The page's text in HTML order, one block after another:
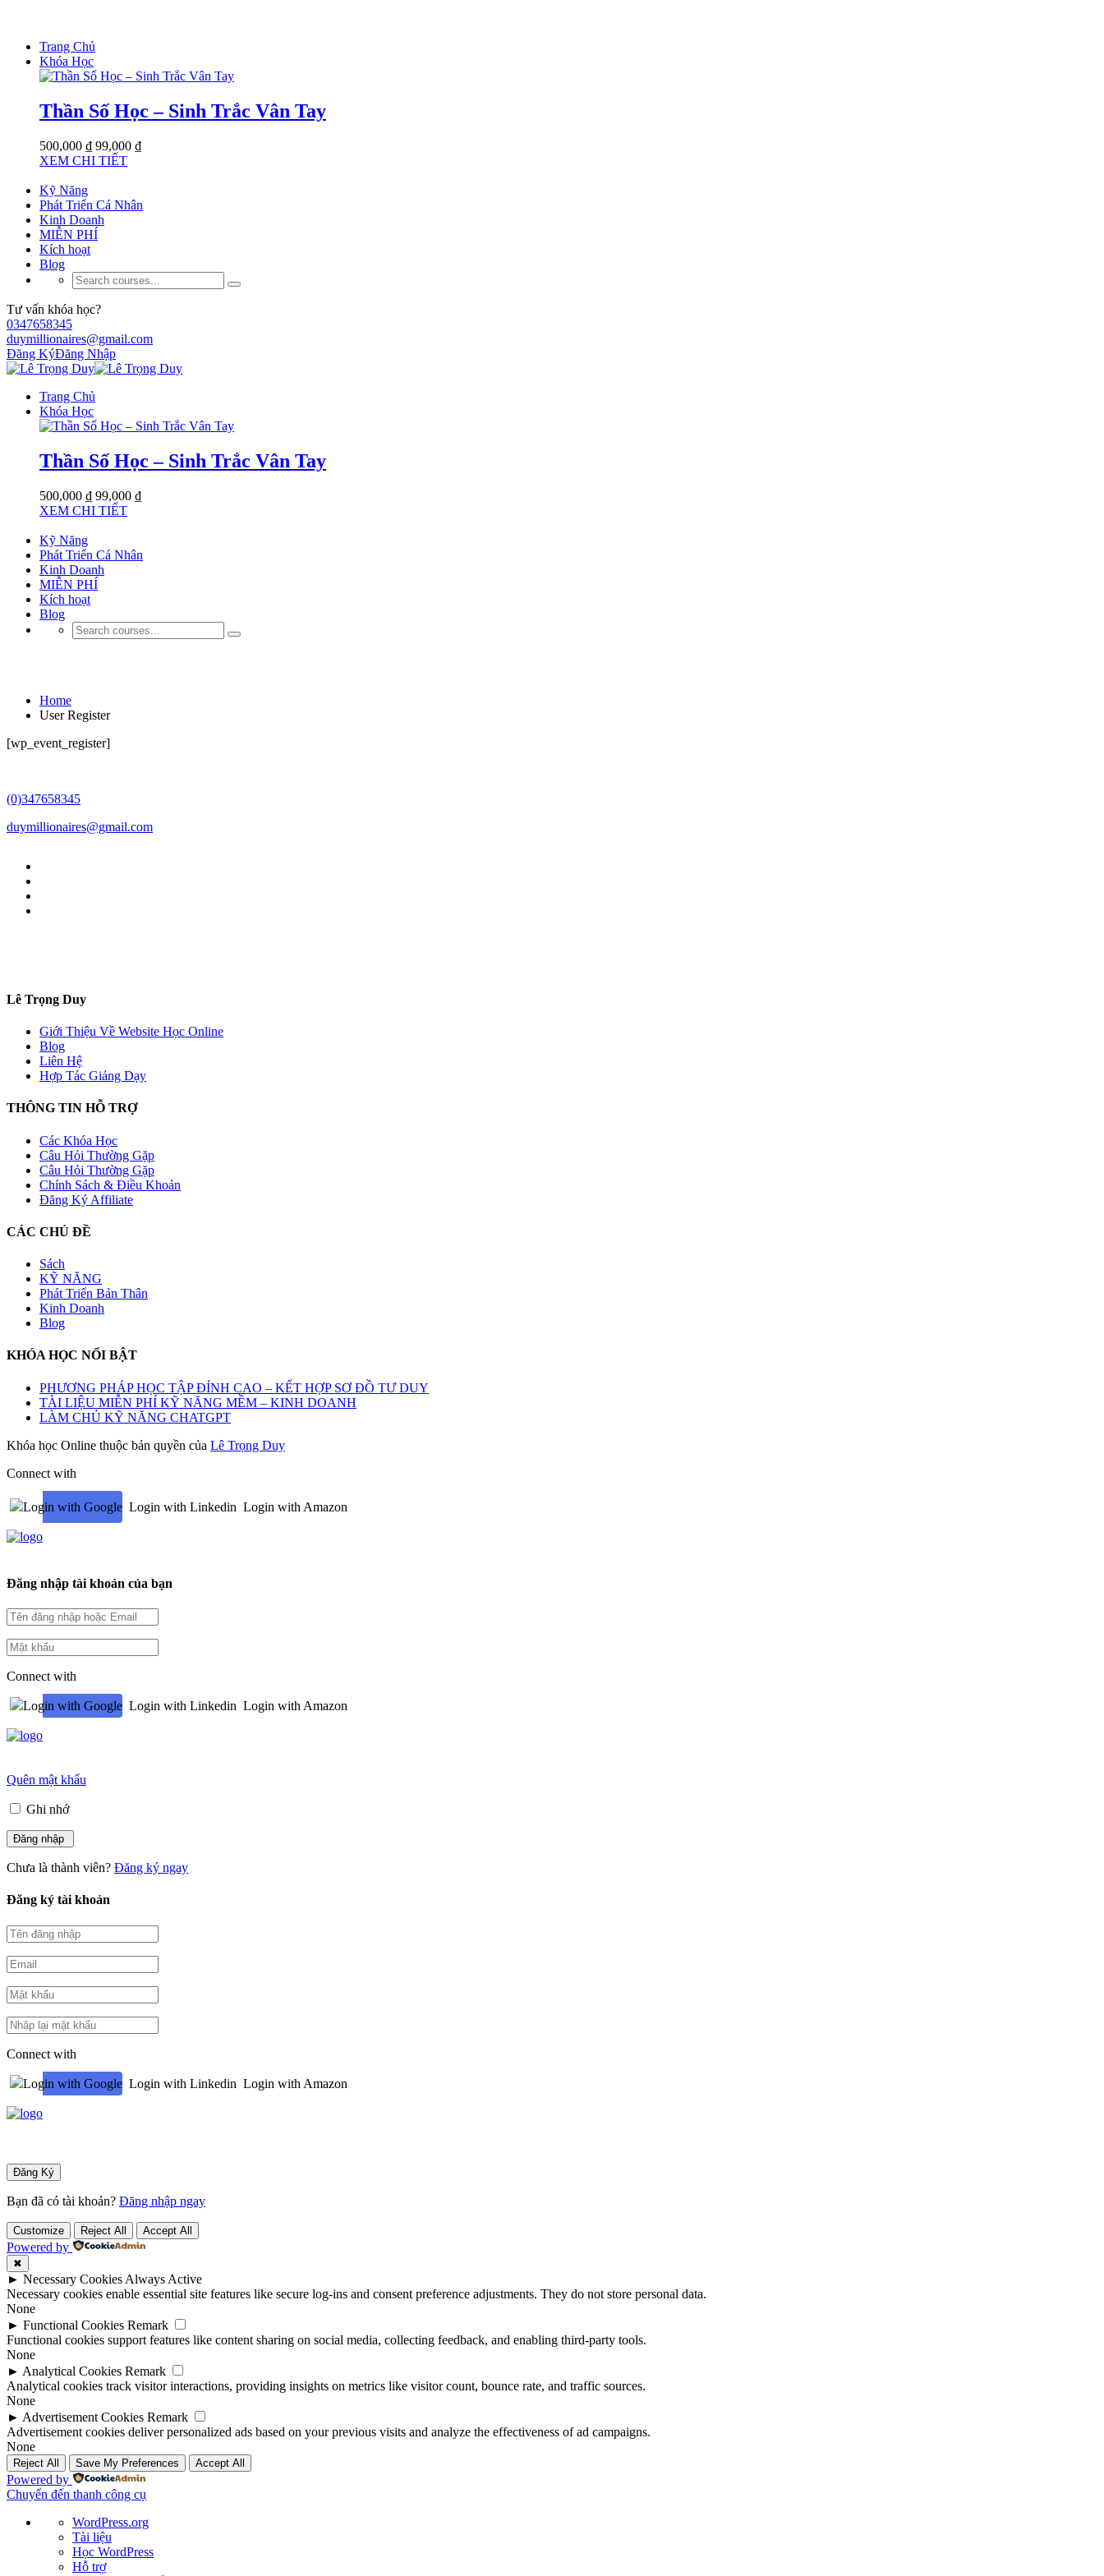
Trang Chủ
Khóa Học
Thần Số Học – Sinh Trắc Vân Tay
500,000 ₫ 99,000 ₫
XEM CHI TIẾT
Kỹ Năng
Phát Triển Cá Nhân
Kinh Doanh
MIỄN PHÍ
Kích hoạt
Blog
Tư vấn khóa học?
0347658345
duymillionaires@gmail.com
Đăng KýĐăng Nhập
Trang Chủ
Khóa Học
Thần Số Học – Sinh Trắc Vân Tay
500,000 ₫ 99,000 ₫
XEM CHI TIẾT
Kỹ Năng
Phát Triển Cá Nhân
Kinh Doanh
MIỄN PHÍ
Kích hoạt
Blog
Home
User Register
[wp_event_register]
(0)347658345
duymillionaires@gmail.com
Lê Trọng Duy
Giới Thiệu Về Website Học Online
Blog
Liên Hệ
Hợp Tác Giảng Dạy
THÔNG TIN HỖ TRỢ
Các Khóa Học
Câu Hỏi Thường Gặp
Câu Hỏi Thường Gặp
Chính Sách & Điều Khoản
Đăng Ký Affiliate
CÁC CHỦ ĐỀ
Sách
KỸ NĂNG
Phát Triển Bản Thân
Kinh Doanh
Blog
KHÓA HỌC NỔI BẬT
PHƯƠNG PHÁP HỌC TẬP ĐỈNH CAO – KẾT HỢP SƠ ĐỒ TƯ DUY
TÀI LIỆU MIỄN PHÍ KỸ NĂNG MỀM – KINH DOANH
LÀM CHỦ KỸ NĂNG CHATGPT
Khóa học Online thuộc bản quyền của Lê Trọng Duy
Connect with
Login with Google Login with Linkedin Login with Amazon
Đăng nhập tài khoản của bạn
Connect with
Login with Google Login with Linkedin Login with Amazon
Quên mật khẩu
Ghi nhớ
Chưa là thành viên? Đăng ký ngay
Đăng ký tài khoản
Connect with
Login with Google Login with Linkedin Login with Amazon
Bạn đã có tài khoản? Đăng nhập ngay
Customize Reject All Accept All
Powered by
✖
► Necessary Cookies Always Active
Necessary cookies enable essential site features like secure log-ins and consent preference adjustments. They do not store personal data.
None
► Functional Cookies Remark
Functional cookies support features like content sharing on social media, collecting feedback, and enabling third-party tools.
None
► Analytical Cookies Remark
Analytical cookies track visitor interactions, providing insights on metrics like visitor count, bounce rate, and traffic sources.
None
► Advertisement Cookies Remark
Advertisement cookies deliver personalized ads based on your previous visits and analyze the effectiveness of ad campaigns.
None
Reject All Save My Preferences Accept All
Powered by
Chuyển đến thanh công cụ
Giới
thiệu
WordPress
WordPress.org
Tài liệu
Học WordPress
Hỗ trợ